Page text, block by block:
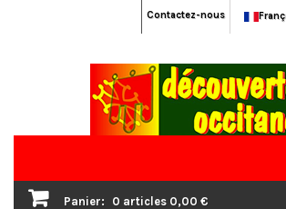
Contactez-nous
Panier: 0 articles 0,00 €